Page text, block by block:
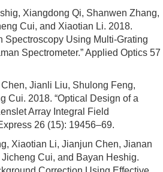
Xiangdong Qi, Shanwen Zhang,
Cui, and Xiaotian Li. 2018.
Spectroscopy Using Multi-Grating
Spectrometer.” Applied Optics 57
Jianli Liu, Shulong Feng,
Cui. 2018. “Optical Design of a
Array Integral Field
26 (15): 19456–69.
Xiaotian Li, Jianjun Chen, Jianan
Cui, and Bayan Heshig.